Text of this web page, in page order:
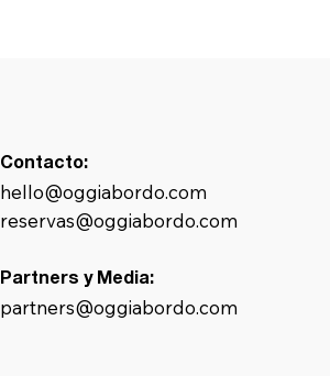
Contacto:
hello@oggiabordo.com
reservas@oggiabordo.com
Partners y Media:
partners@oggiabordo.com